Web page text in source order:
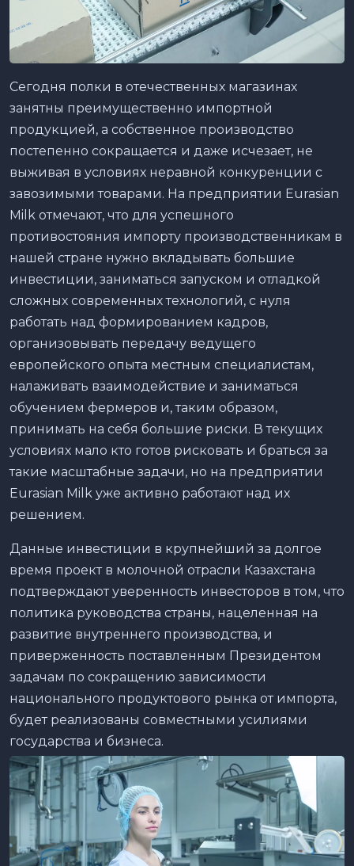
Сегодня полки в отечественных магазинах
занятны преимущественно импортной
продукцией, а собственное производство
постепенно сокращается и даже исчезает, не
выживая в условиях неравной конкуренции с
завозимыми товарами. На предприятии Eurasian
Milk отмечают, что для успешного
противостояния импорту производственникам в
нашей стране нужно вкладывать большие
инвестиции, заниматься запуском и отладкой
сложных современных технологий, с нуля
работать над формированием кадров,
организовывать передачу ведущего
европейского опыта местным специалистам,
налаживать взаимодействие и заниматься
обучением фермеров и, таким образом,
принимать на себя большие риски. В текущих
условиях мало кто готов рисковать и браться за
такие масштабные задачи, но на предприятии
Eurasian Milk уже активно работают над их
решением.
Данные инвестиции в крупнейший за долгое
время проект в молочной отрасли Казахстана
подтверждают уверенность инвесторов в том, что
политика руководства страны, нацеленная на
развитие внутреннего производства, и
приверженность поставленным Президентом
задачам по сокращению зависимости
национального продуктового рынка от импорта,
будет реализованы совместными усилиями
государства и бизнеса.